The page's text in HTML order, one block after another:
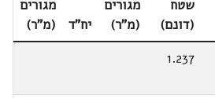
שטח
(דונם)
מגורים
(מ"ר)
יח"ד
מגורים
(מ"ר)
1.237